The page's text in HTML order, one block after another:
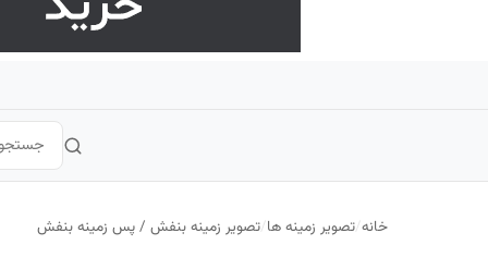
خانه/تصویر زمینه ها/تصویر زمینه بنفش / پس زمینه بنفش